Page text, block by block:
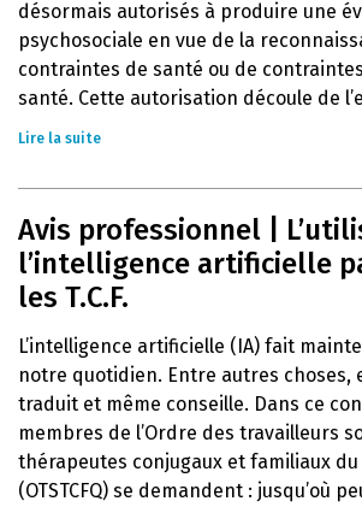
désormais autorisés à produire une
psychosociale en vue de la
contraintes de santé ou de
santé. Cette autorisation découle de
Lire la suite
Avis professionnel |
l’intelligence artificielle
les T.C.F.
L’intelligence artificielle (IA) fait
notre quotidien. Entre autres choses,
traduit et même conseille. Dans ce
membres de l’Ordre des travailleurs
thérapeutes conjugaux et familiaux du
(OTSTCFQ) se demandent : jusqu’où